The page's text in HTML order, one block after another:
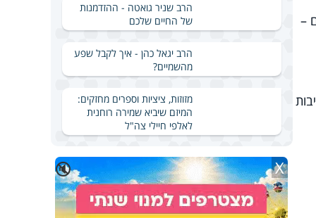
–
הרב שניר גואטה - ההזדמנות
של החיים שלכם
הרב יגאל כהן - איך לקבל שפע
מהשמיים?
מזוזות, ציציות וספרים מחזקים:
המיזם שיביא שמירה רוחנית
לאלפי חיילי צה"ל
🔇 X